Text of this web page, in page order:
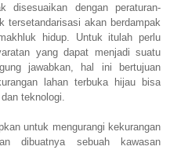
disesuaikan dengan peraturan-
tersetandarisasi akan berdampak
hidup. Untuk itulah perlu
yang dapat menjadi suatu
jawabkan, hal ini bertujuan
lahan terbuka hijau bisa
teknologi.
untuk mengurangi kekurangan
dibuatnya sebuah kawasan